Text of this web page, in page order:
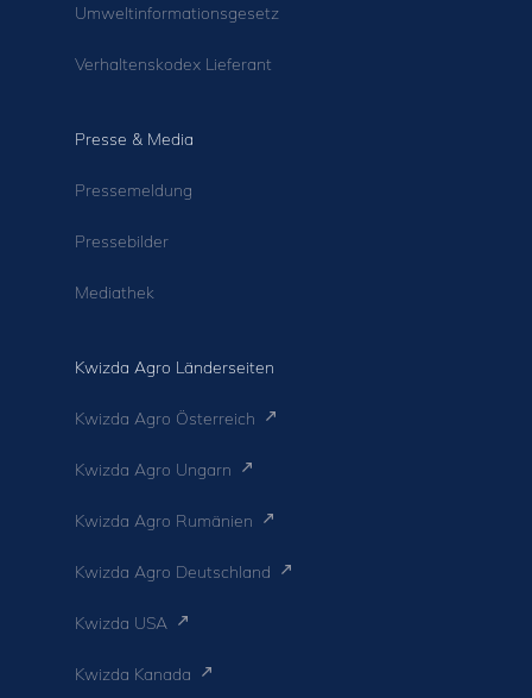
Umweltinformationsgesetz
Verhaltenskodex Lieferant
Presse & Media
Pressemeldung
Pressebilder
Mediathek
Kwizda Agro Länderseiten
Kwizda Agro Österreich
Kwizda Agro Ungarn
Kwizda Agro Rumänien
Kwizda Agro Deutschland
Kwizda USA
Kwizda Kanada